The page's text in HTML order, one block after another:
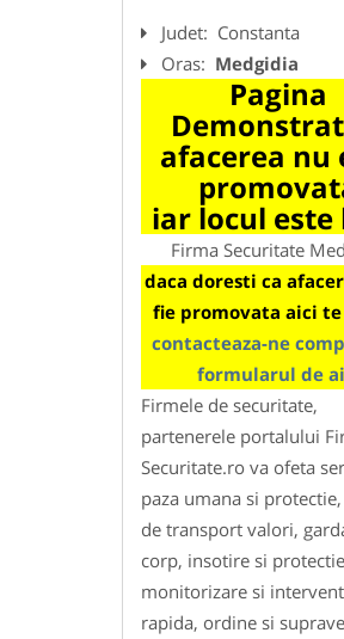
Judet: Constanta
Oras: Medgidia
Pagina
afacerea nu
iar locul este
Firma Securitate
daca doresti ca
fie promovata aici
contacteaza-ne
formularul de
Firmele de securitate,
partenerele portalului
Securitate.ro va ofeta
paza umana si
de transport valori,
corp, insotire si
monitorizare si
rapida, ordine si